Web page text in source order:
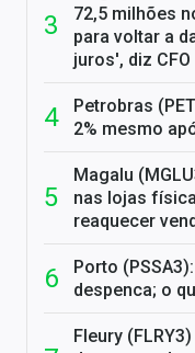
72,5 milhões
para voltar a
juros', diz CFO
Petrobras
2% mesmo
Magalu
nas lojas
reaquecer
Porto
despenca; o
Fleury